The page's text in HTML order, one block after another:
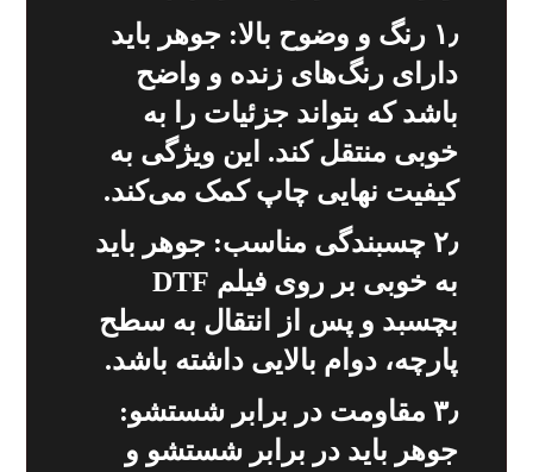
۱٫ رنگ و وضوح بالا: جوهر باید
دارای رنگ‌های زنده و واضح
باشد که بتواند جزئیات را به
خوبی منتقل کند. این ویژگی به
کیفیت نهایی چاپ کمک می‌کند.
۲٫ چسبندگی مناسب: جوهر باید
به خوبی بر روی فیلم DTF
بچسبد و پس از انتقال به سطح
پارچه، دوام بالایی داشته باشد.
۳٫ مقاومت در برابر شستشو:
جوهر باید در برابر شستشو و